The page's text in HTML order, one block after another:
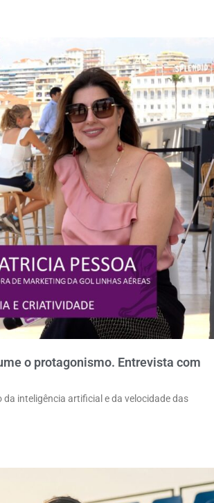
o protagonismo. Entrevista com
inteligência artificial e da velocidade das